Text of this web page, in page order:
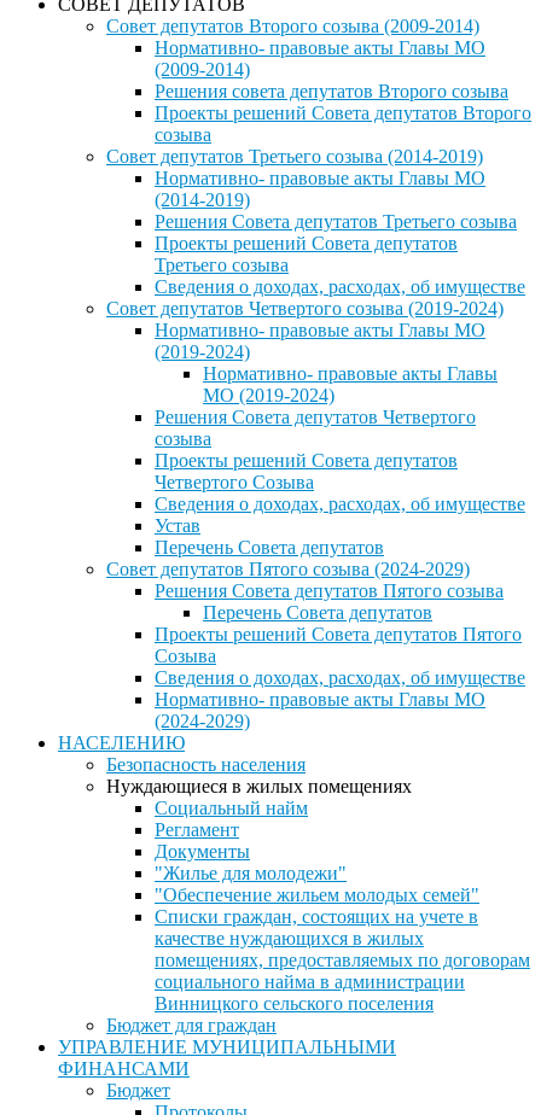
СОВЕТ ДЕПУТАТОВ
Совет депутатов Второго созыва (2009-2014)
Нормативно- правовые акты Главы МО
(2009-2014)
Решения совета депутатов Второго созыва
Проекты решений Совета депутатов Второго
созыва
Совет депутатов Третьего созыва (2014-2019)
Нормативно- правовые акты Главы МО
(2014-2019)
Решения Совета депутатов Третьего созыва
Проекты решений Совета депутатов
Третьего созыва
Сведения о доходах, расходах, об имуществе
Совет депутатов Четвертого созыва (2019-2024)
Нормативно- правовые акты Главы МО
(2019-2024)
Нормативно- правовые акты Главы
МО (2019-2024)
Решения Совета депутатов Четвертого
созыва
Проекты решений Совета депутатов
Четвертого Созыва
Сведения о доходах, расходах, об имуществе
Устав
Перечень Совета депутатов
Совет депутатов Пятого созыва (2024-2029)
Решения Совета депутатов Пятого созыва
Перечень Совета депутатов
Проекты решений Совета депутатов Пятого
Созыва
Сведения о доходах, расходах, об имуществе
Нормативно- правовые акты Главы МО
(2024-2029)
НАСЕЛЕНИЮ
Безопасность населения
Нуждающиеся в жилых помещениях
Социальный найм
Регламент
Документы
"Жилье для молодежи"
"Обеспечение жильем молодых семей"
Списки граждан, состоящих на учете в
качестве нуждающихся в жилых
помещениях, предоставляемых по договорам
социального найма в администрации
Винницкого сельского поселения
Бюджет для граждан
УПРАВЛЕНИЕ МУНИЦИПАЛЬНЫМИ
ФИНАНСАМИ
Бюджет